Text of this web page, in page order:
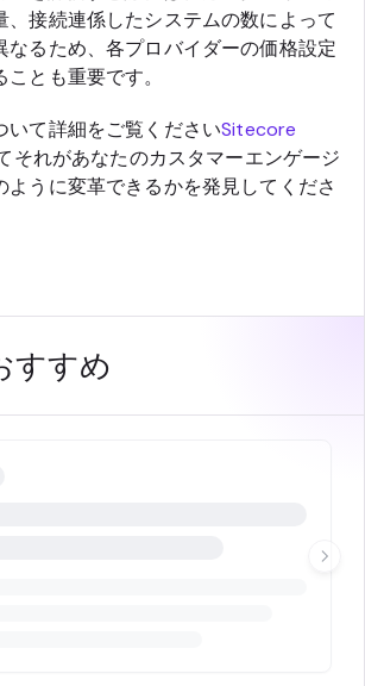
、接続連係したシステムの数によって
なるため、各プロバイダーの価格設定
とも重要です。
いて詳細をご覧くださいSitecore
それがあなたのカスタマーエンゲージ
ように変革できるかを発見してくださ
すすめ